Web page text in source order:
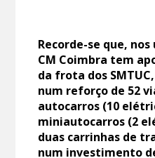
Recorde-se que,
CM Coimbra tem
da frota dos
num reforço de 52
autocarros (10
miniautocarros (2
duas carrinhas de
num investimento